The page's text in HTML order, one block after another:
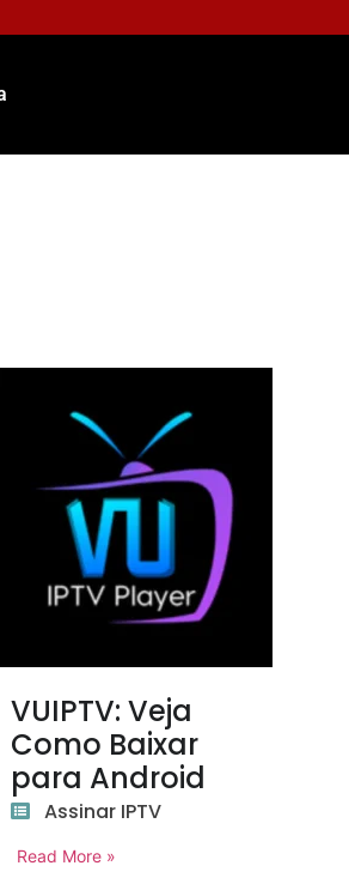
VUIPTV: Veja
Como Baixar
para Android
Assinar IPTV
Read More »